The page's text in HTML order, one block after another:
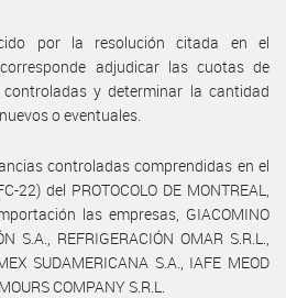
por la resolución citada en el
adjudicar las cuotas de
y determinar la cantidad
o eventuales.
controladas comprendidas en el
del PROTOCOLO DE MONTREAL,
las empresas, GIACOMINO
S.A., REFRIGERACIÓN OMAR S.R.L.,
SUDAMERICANA S.A., IAFE MEOD
COMPANY S.R.L.